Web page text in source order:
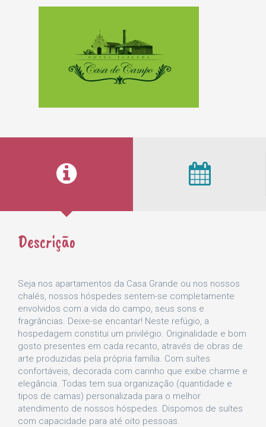
Descrição
Seja nos apartamentos da Casa Grande ou nos nossos
chalés, nossos hóspedes sentem-se completamente
envolvidos com a vida do campo, seus sons e
fragrâncias. Deixe-se encantar! Neste refúgio, a
hospedagem constitui um privilégio. Originalidade e bom
gosto presentes em cada recanto, através de obras de
arte produzidas pela própria família. Com suítes
confortáveis, decorada com carinho que exibe charme e
elegância. Todas tem sua organização (quantidade e
tipos de camas) personalizada para o melhor
atendimento de nossos hóspedes. Dispomos de suítes
com capacidade para até oito pessoas.